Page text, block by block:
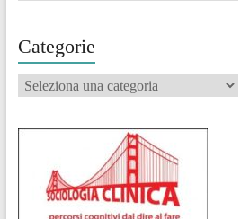
Categorie
Categorie